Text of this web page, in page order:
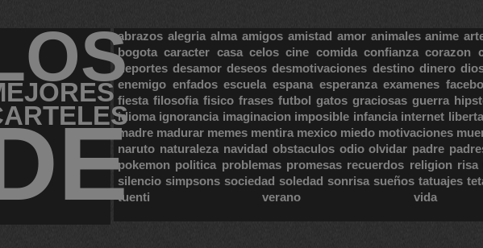
abrazos alegria alma amigos amistad amor animales anime
bogota caracter casa celos cine comida confianza corazon
deportes desamor deseos desmotivaciones destino dinero
enemigo enfados escuela espana esperanza examenes
fiesta filosofia fisico frases futbol gatos graciosas guerra
idioma ignorancia imaginacion imposible infancia internet
madre madurar memes mentira mexico miedo motivaciones
naruto naturaleza navidad obstaculos odio olvidar padre
pokemon politica problemas promesas recuerdos religion risa
silencio simpsons sociedad soledad sonrisa sueños tatuajes
tuenti
verano vida